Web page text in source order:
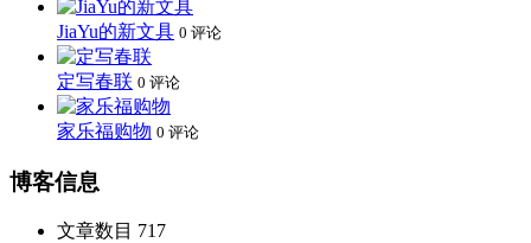
JiaYu的新文具 0 评论
定写春联 0 评论
家乐福购物 0 评论
博客信息
文章数目 717